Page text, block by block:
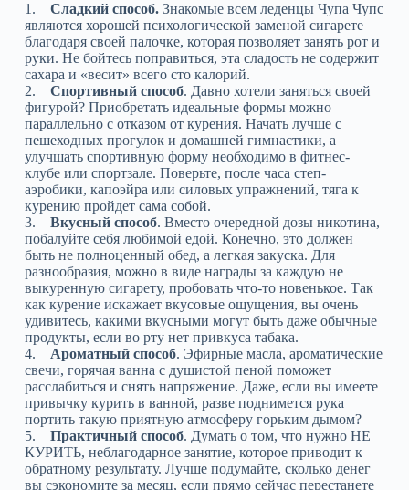
1. Сладкий способ.Знакомые всем леденцы Чупа Чупс
являются хорошей психологической заменой сигарете
благодаря своей палочке, которая позволяет занять рот и
руки. Не бойтесь поправиться, эта сладость не содержит
сахара и «весит» всего сто калорий.
2. Спортивный способ. Давно хотели заняться своей
фигурой? Приобретать идеальные формы можно
параллельно с отказом от курения. Начать лучше с
пешеходных прогулок и домашней гимнастики, а
улучшать спортивную форму необходимо в фитнес-
клубе или спортзале. Поверьте, после часа степ-
аэробики, капоэйра или силовых упражнений, тяга к
курению пройдет сама собой.
3. Вкусный способ. Вместо очередной дозы никотина,
побалуйте себя любимой едой. Конечно, это должен
быть не полноценный обед, а легкая закуска. Для
разнообразия, можно в виде награды за каждую не
выкуренную сигарету, пробовать что-то новенькое. Так
как курение искажает вкусовые ощущения, вы очень
удивитесь, какими вкусными могут быть даже обычные
продукты, если во рту нет привкуса табака.
4. Ароматный способ. Эфирные масла, ароматические
свечи, горячая ванна с душистой пеной поможет
расслабиться и снять напряжение. Даже, если вы имеете
привычку курить в ванной, разве поднимется рука
портить такую приятную атмосферу горьким дымом?
5. Практичный способ. Думать о том, что нужно НЕ
КУРИТЬ, неблагодарное занятие, которое приводит к
обратному результату. Лучше подумайте, сколько денег
вы сэкономите за месяц, если прямо сейчас перестанете